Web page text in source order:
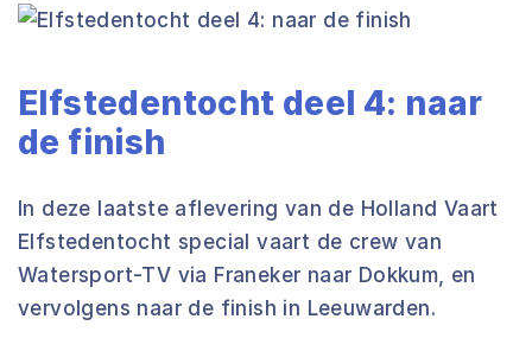
Elfstedentocht deel 4: naar
de finish
In deze laatste aflevering van de Holland Vaart
Elfstedentocht special vaart de crew van
Watersport-TV via Franeker naar Dokkum, en
vervolgens naar de finish in Leeuwarden.